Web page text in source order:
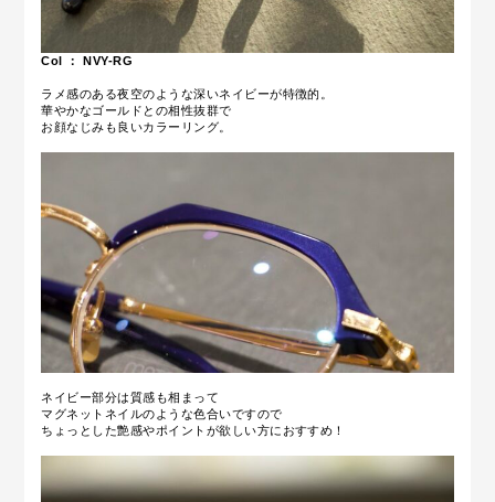
Col ： NVY-RG
ラメ感のある夜空のような深いネイビーが特徴的。
華やかなゴールドとの相性抜群で
お顔なじみも良いカラーリング。
ネイビー部分は質感も相まって
マグネットネイルのような色合いですので
ちょっとした艶感やポイントが欲しい方におすすめ！